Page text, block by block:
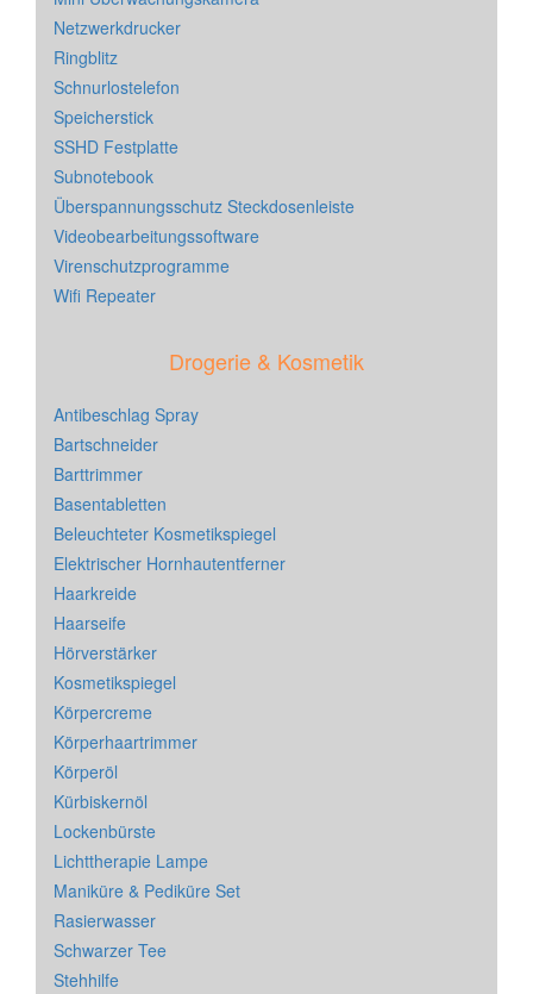
Netzwerkdrucker
Ringblitz
Schnurlostelefon
Speicherstick
SSHD Festplatte
Subnotebook
Überspannungsschutz Steckdosenleiste
Videobearbeitungssoftware
Virenschutzprogramme
Wifi Repeater
Drogerie & Kosmetik
Antibeschlag Spray
Bartschneider
Barttrimmer
Basentabletten
Beleuchteter Kosmetikspiegel
Elektrischer Hornhautentferner
Haarkreide
Haarseife
Hörverstärker
Kosmetikspiegel
Körpercreme
Körperhaartrimmer
Körperöl
Kürbiskernöl
Lockenbürste
Lichttherapie Lampe
Maniküre & Pediküre Set
Rasierwasser
Schwarzer Tee
Stehhilfe